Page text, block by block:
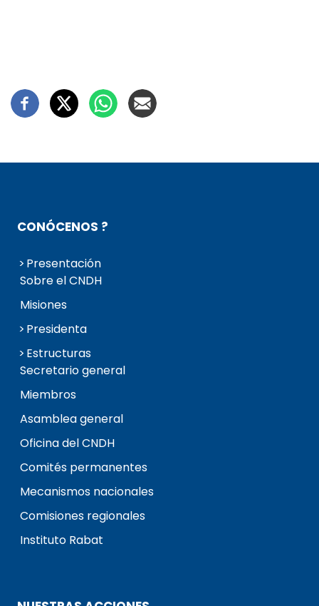
CONÓCENOS ?
Presentación
Sobre el CNDH
Misiones
Presidenta
Estructuras
Secretario general
Miembros
Asamblea general
Oficina del CNDH
Comités permanentes
Mecanismos nacionales
Comisiones regionales
Instituto Rabat